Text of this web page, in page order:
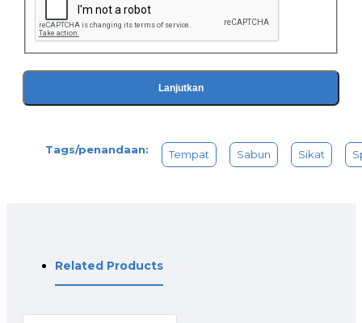
Lanjutkan
Tags/penandaan: Tempat Sabun Sikat
Related Products